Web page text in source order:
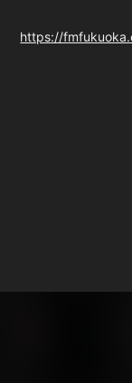
会員登録
https://